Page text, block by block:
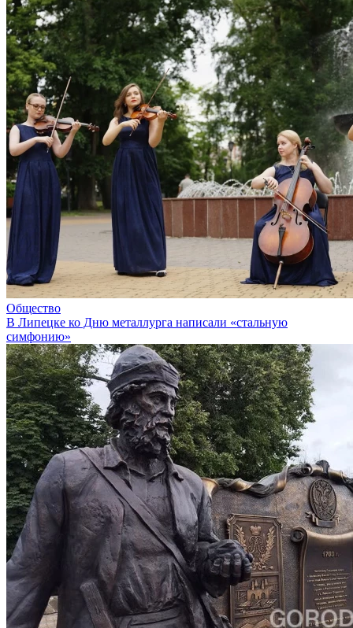
Общество
В Липецке ко Дню металлурга написали «стальную
симфонию»